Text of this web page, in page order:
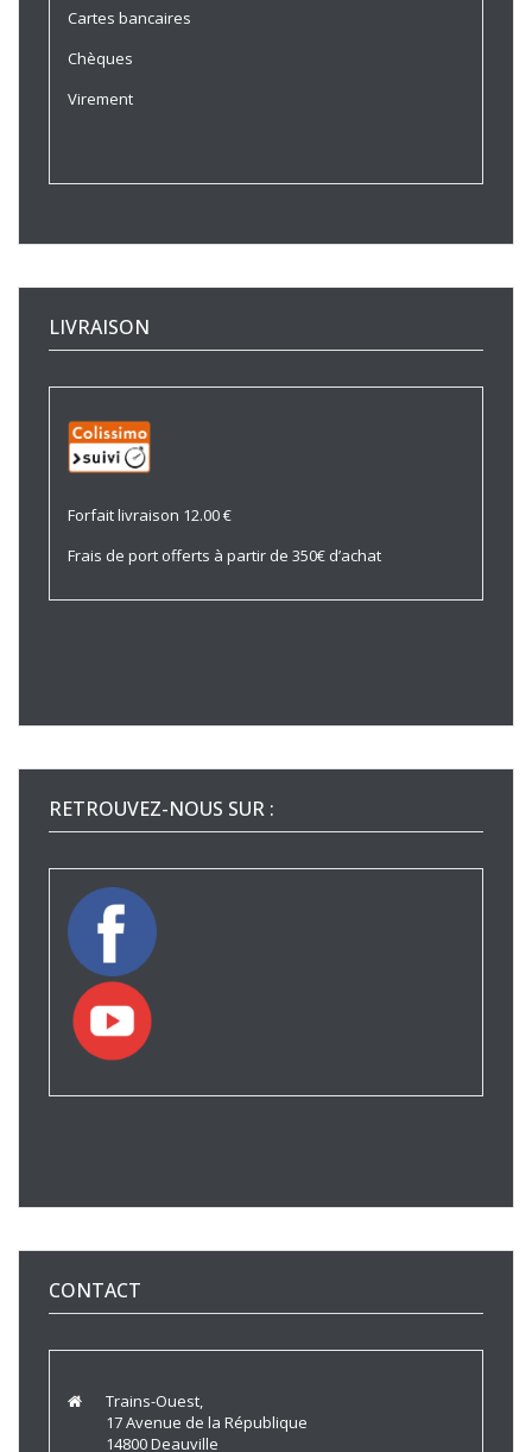
Cartes bancaires
Chèques
Virement
LIVRAISON
Forfait livraison 12.00 €
Frais de port offerts à partir de 350€ d’achat
RETROUVEZ-NOUS SUR :
CONTACT
Trains-Ouest,
17 Avenue de la République
14800 Deauville